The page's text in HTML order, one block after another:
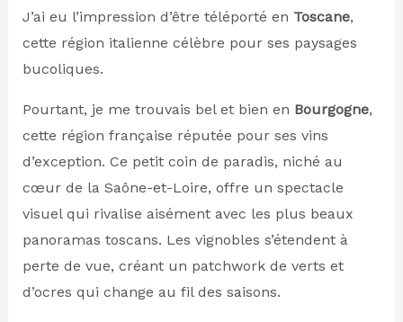
J’ai eu l’impression d’être téléporté en Toscane,
cette région italienne célèbre pour ses paysages
bucoliques.
Pourtant, je me trouvais bel et bien en Bourgogne,
cette région française réputée pour ses vins
d’exception. Ce petit coin de paradis, niché au
cœur de la Saône-et-Loire, offre un spectacle
visuel qui rivalise aisément avec les plus beaux
panoramas toscans. Les vignobles s’étendent à
perte de vue, créant un patchwork de verts et
d’ocres qui change au fil des saisons.